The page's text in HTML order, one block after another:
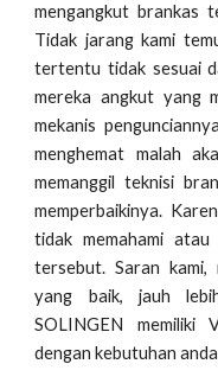
mengangkut brankas
Tidak jarang kami
tertentu tidak sesuai
mereka angkut yang
mekanis
menghemat malah
memanggil teknisi
memperbaikinya.
tidak memahami
tersebut. Saran
yang baik, jauh
SOLINGEN memiliki
dengan kebutuhan